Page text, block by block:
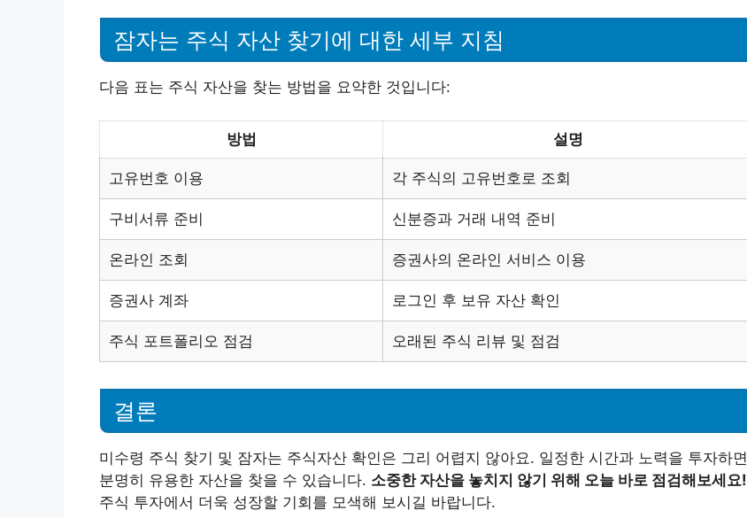
잠자는 주식 자산 찾기에 대한 세부 지침
다음 표는 주식 자산을 찾는 방법을 요약한 것입니다:
방법 설명
고유번호 이용 각 주식의 고유번호로 조회
구비서류 준비 신분증과 거래 내역 준비
온라인 조회 증권사의 온라인 서비스 이용
증권사 계좌 로그인 후 보유 자산 확인
주식 포트폴리오 점검 오래된 주식 리뷰 및 점검
결론
미수령 주식 찾기 및 잠자는 주식자산 확인은 그리 어렵지 않아요. 일정한 시간과 노력을 투자하면
분명히 유용한 자산을 찾을 수 있습니다. 소중한 자산을 놓치지 않기 위해 오늘 바로 점검해보세요!
주식 투자에서 더욱 성장할 기회를 모색해 보시길 바랍니다.